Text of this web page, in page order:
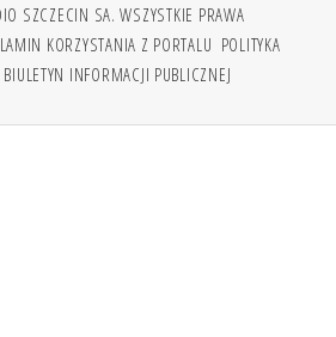
SZCZECIN SA. WSZYSTKIE PRAWA
KORZYSTANIA Z PORTALU POLITYKA
BIULETYN INFORMACJI PUBLICZNEJ